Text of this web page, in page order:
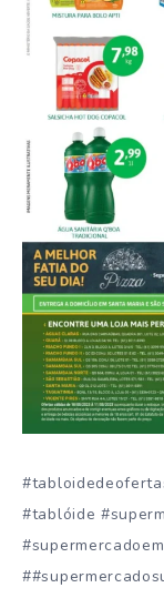
#tablóide